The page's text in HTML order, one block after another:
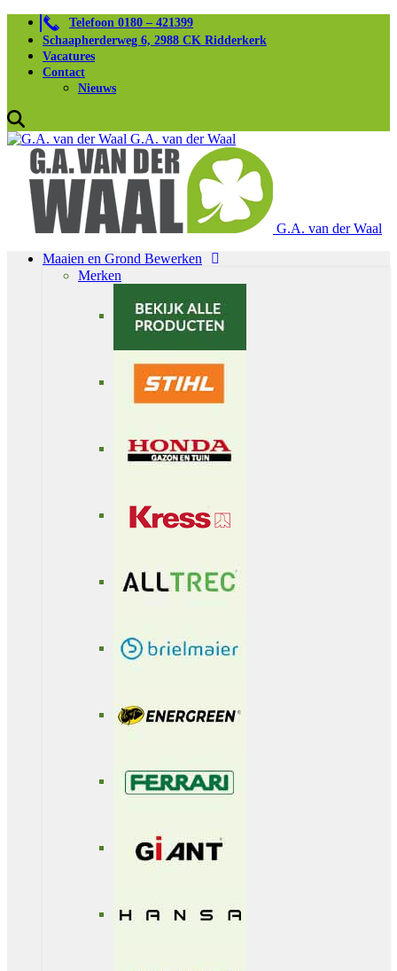
Telefoon 0180 – 421399
Schaapherderweg 6, 2988 CK Ridderkerk
Vacatures
Contact
Nieuws
G.A. van der Waal
G.A. van der Waal
Maaien en Grond Bewerken
Merken